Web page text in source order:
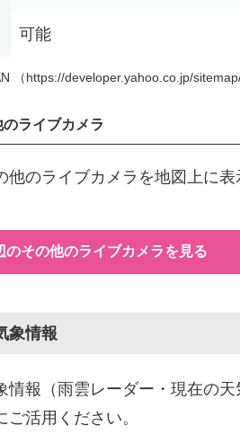
可能
（https://developer.yahoo.co.jp/sitemap/
ライブカメラ
のライブカメラを地図上に表
その他のライブカメラを見る
象情報
情報（雨雲レーダー・現在の
活用ください。